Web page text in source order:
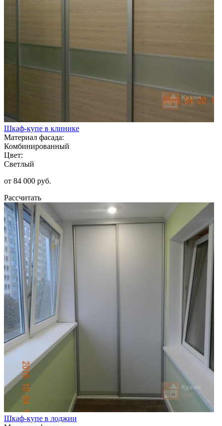
Шкаф-купе в клинике
Материал фасада:
Комбинированный
Цвет:
Светлый
от 84 000 руб.
Рассчитать
Шкаф-купе в лоджии